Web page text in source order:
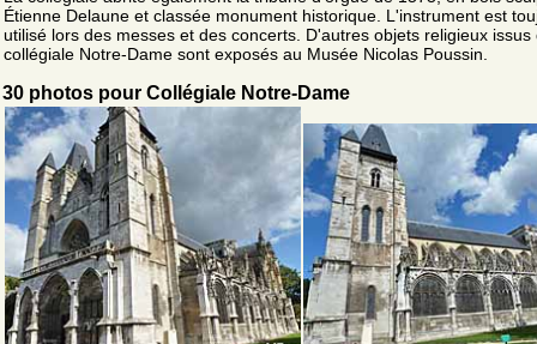
Étienne Delaune et classée monument historique. L'instrument est
utilisé lors des messes et des concerts. D'autres objets religieux issus
collégiale Notre-Dame sont exposés au Musée Nicolas Poussin.
30 photos pour Collégiale Notre-Dame